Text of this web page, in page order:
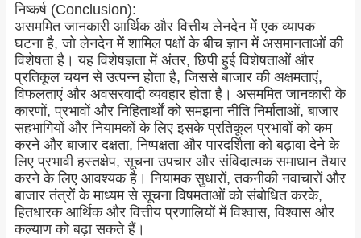
निष्कर्ष (Conclusion):
असममित जानकारी आर्थिक और वित्तीय लेनदेन में एक व्यापक
घटना है, जो लेनदेन में शामिल पक्षों के बीच ज्ञान में असमानताओं की
विशेषता है। यह विशेषज्ञता में अंतर, छिपी हुई विशेषताओं और
प्रतिकूल चयन से उत्पन्न होता है, जिससे बाजार की अक्षमताएं,
विफलताएं और अवसरवादी व्यवहार होता है। असममित जानकारी के
कारणों, प्रभावों और निहितार्थों को समझना नीति निर्माताओं, बाजार
सहभागियों और नियामकों के लिए इसके प्रतिकूल प्रभावों को कम
करने और बाजार दक्षता, निष्पक्षता और पारदर्शिता को बढ़ावा देने के
लिए प्रभावी हस्तक्षेप, सूचना उपचार और संविदात्मक समाधान तैयार
करने के लिए आवश्यक है। नियामक सुधारों, तकनीकी नवाचारों और
बाजार तंत्रों के माध्यम से सूचना विषमताओं को संबोधित करके,
हितधारक आर्थिक और वित्तीय प्रणालियों में विश्वास, विश्वास और
कल्याण को बढ़ा सकते हैं।